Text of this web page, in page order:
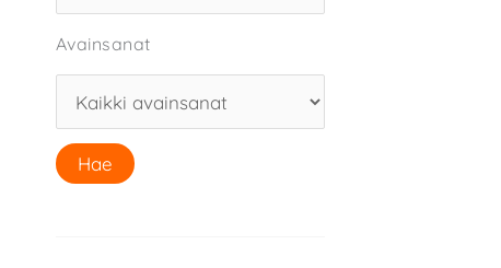
Avainsanat